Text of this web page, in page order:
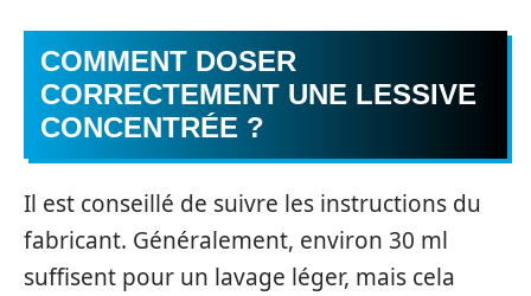
COMMENT DOSER
CORRECTEMENT UNE LESSIVE
CONCENTRÉE ?
Il est conseillé de suivre les instructions du
fabricant. Généralement, environ 30 ml
suffisent pour un lavage léger, mais cela